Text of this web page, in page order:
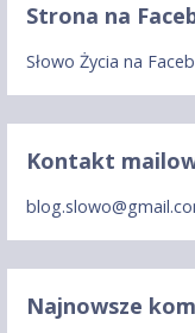
Strona na
Słowo Życia na
Kontakt
Najnowsze